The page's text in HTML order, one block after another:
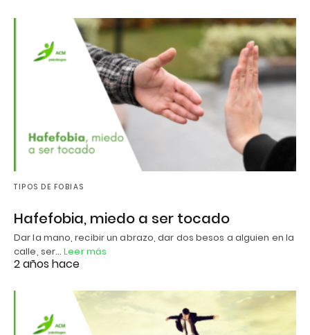
TIPOS DE FOBIAS
Hafefobia, miedo a ser tocado
Dar la mano, recibir un abrazo, dar dos besos a alguien en la
calle, ser…Leer más
2 años hace